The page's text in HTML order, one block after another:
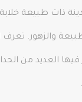
ذات طبيعة
والزهور. تعرف
فيها العديد من